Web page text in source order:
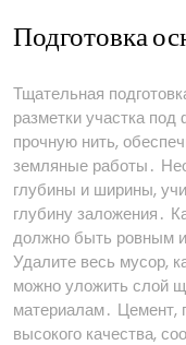
Подготовка
Тщательная
разметки участка
прочную нить,
земляные работы․
глубины и ширины,
глубину заложения․
должно быть ровным
Удалите весь мусор,
можно уложить слой
материалам․
высокого качества,